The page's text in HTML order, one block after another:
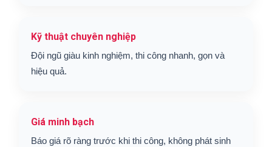
Kỹ thuật chuyên nghiệp
Đội ngũ giàu kinh nghiệm, thi công nhanh, gọn và
hiệu quả.
Giá minh bạch
Báo giá rõ ràng trước khi thi công, không phát sinh